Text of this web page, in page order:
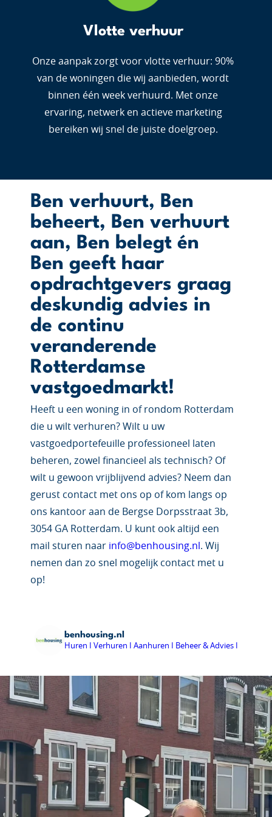
Vlotte verhuur
Onze aanpak zorgt voor vlotte verhuur: 90%
van de woningen die wij aanbieden, wordt
binnen één week verhuurd. Met onze
ervaring, netwerk en actieve marketing
bereiken wij snel de juiste doelgroep.
Ben verhuurt, Ben
beheert, Ben verhuurt
aan, Ben belegt én
Ben geeft haar
opdrachtgevers graag
deskundig advies in
de continu
veranderende
Rotterdamse
vastgoedmarkt!
Heeft u een woning in of rondom Rotterdam
die u wilt verhuren? Wilt u uw
vastgoedportefeuille professioneel laten
beheren, zowel financieel als technisch? Of
wilt u gewoon vrijblijvend advies? Neem dan
gerust contact met ons op of kom langs op
ons kantoor aan de Bergse Dorpsstraat 3b,
3054 GA Rotterdam. U kunt ook altijd een
mail sturen naar info@benhousing.nl . Wij
nemen dan zo snel mogelijk contact met u
op!
benhousing.nl
Huren I Verhuren I Aanhuren I Beheer & Advies I